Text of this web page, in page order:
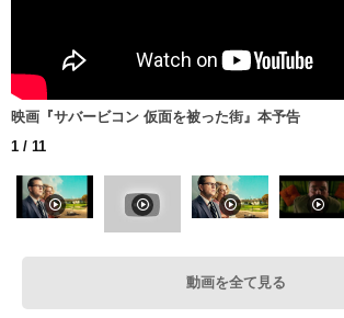
映画『サバービコン 仮面を被った街』本予告
1 / 11
動画を全て見る